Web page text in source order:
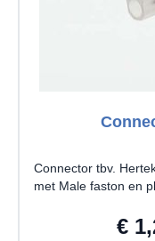
Connector tbv.
met Male faston en
€